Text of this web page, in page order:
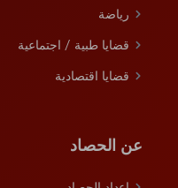
رﯾﺎﺿﺔ
قضايا طبية / اجتماعية
قضايا اقتصادية
عن الحصاد